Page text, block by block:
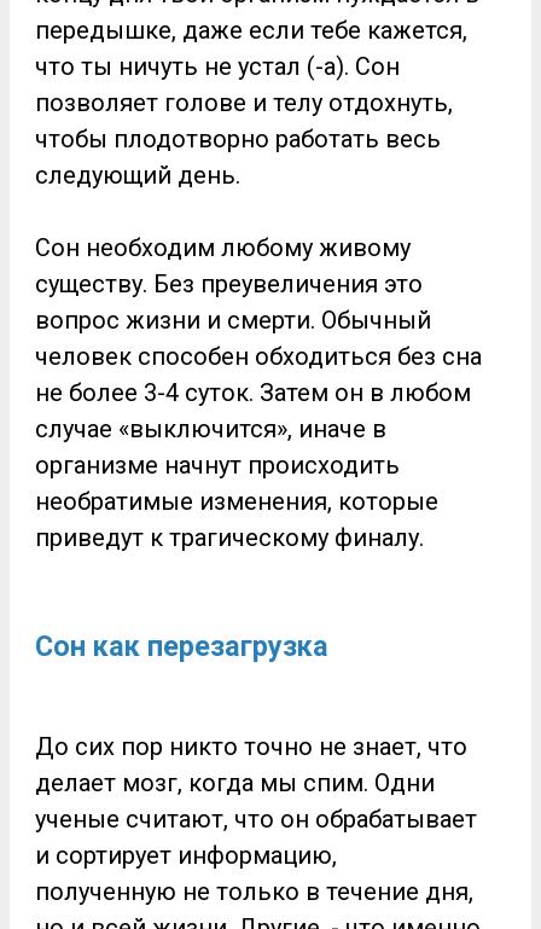
передышке, даже если тебе кажется,
что ты ничуть не устал (-а). Сон
позволяет голове и телу отдохнуть,
чтобы плодотворно работать весь
следующий день.
Сон необходим любому живому
существу. Без преувеличения это
вопрос жизни и смерти. Обычный
человек способен обходиться без сна
не более 3-4 суток. Затем он в любом
случае «выключится», иначе в
организме начнут происходить
необратимые изменения, которые
приведут к трагическому финалу.
Сон как перезагрузка
До сих пор никто точно не знает, что
делает мозг, когда мы спим. Одни
ученые считают, что он обрабатывает
и сортирует информацию,
полученную не только в течение дня,